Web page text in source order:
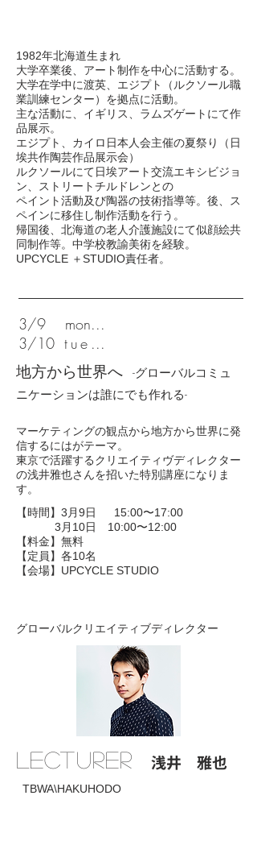
1982年北海道生まれ
大学卒業後、アート制作を中心に活動する。
大学在学中に渡英、エジプト（ルクソール職
業訓練センター）を拠点に活動。
主な活動に、イギリス、ラムズゲートにて作
品展示。
エジプト、カイロ日本人会主催の夏祭り（日
埃共作陶芸作品展示会）
ルクソールにて日埃アート交流エキシビジョ
ン、ストリートチルドレンとの
ペイント活動及び陶器の技術指導等。後、ス
ペインに移住し制作活動を行う。
帰国後、北海道の老人介護施設にて似顔絵共
同制作等。中学校教諭美術を経験。
​UPCYCLE ＋STUDIO責任者。
3/9 mon...
3/10 tue ...
地方から世界へ -グローバルコミュ
ニケーションは誰にでも作れる-
マーケティングの観点から地方から世界に発
信するにはがテーマ。
東京で活躍するクリエイティヴディレクター
の浅井雅也さんを招いた特別講座になりま
す。
【時間】3月9日 15:00〜17:00
3月10日 10:00〜12:00
【料金】無料
【定員】各10名
【会場】UPCYCLE STUDIO
グローバルクリエイティブディレクター
lecturer 浅井 雅也
TBWA\HAKUHODO